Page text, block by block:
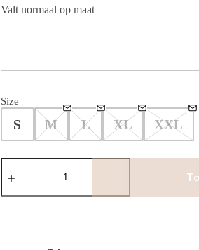
Valt normaal op maat
Size
S M L XL XXL
Button
Long
Polo